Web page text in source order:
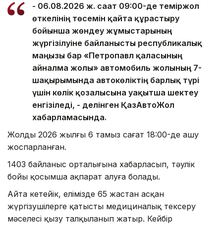
- 06.08.2026 ж. сағат 09:00-де теміржол
өткелінің төсемін қайта құрастыру
бойынша жөндеу жұмыстарының
жүргізілуіне байланысты республикалық
маңызы бар «Петропавл қаласының
айналма жолы» автомобиль жолының 7-
шақырымында автокөліктің барлық түрі
үшін көлік қозғалысына уақытша шектеу
енгізіледі, - делінген ҚазАвтоЖол
хабарламасында.
Жолды 2026 жылғы 6 тамыз сағат 18:00-де ашу
жоспарланған.
1403 байланыс орталығына хабарласып, тәулік
бойы қосымша ақпарат алуға болады.
Айта кетейік, елімізде 65 жастан асқан
жүргізушілерге қатысты медициналық тексеру
мәселесі қызу талқыланып жатыр. Кейбір